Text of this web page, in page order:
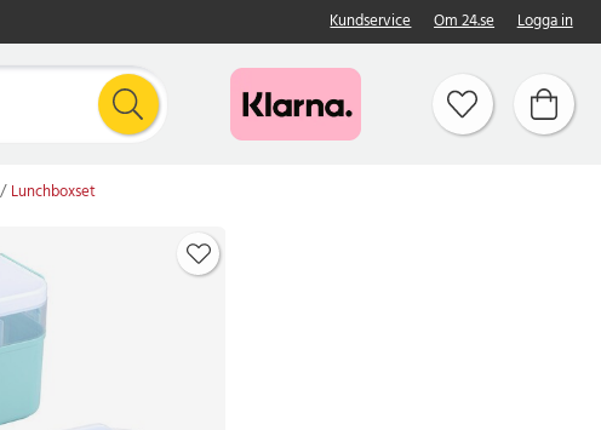
Kundservice Om 24.se Logga in
Lunchboxset